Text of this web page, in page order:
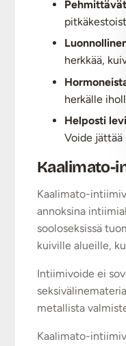
herkkää,
herkälle
Helposti
Voide
Kaalimato-
Kaalimato-
annoksina
sooloseksissä
kuiville alueille,
Intiimivoide ei
metallista
Kaalimato-